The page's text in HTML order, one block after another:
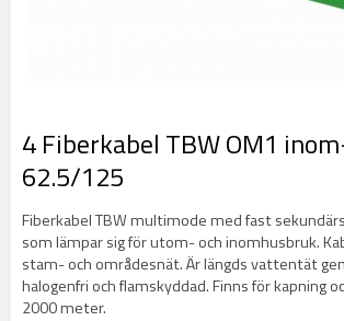
4 Fiberkabel TBW OM1
62.5/125
Fiberkabel TBW multimode med fast
som lämpar sig för utom- och inomhusbruk.
stam- och områdesnät. Är längds vattentät
halogenfri och flamskyddad. Finns för kapning
2000 meter.